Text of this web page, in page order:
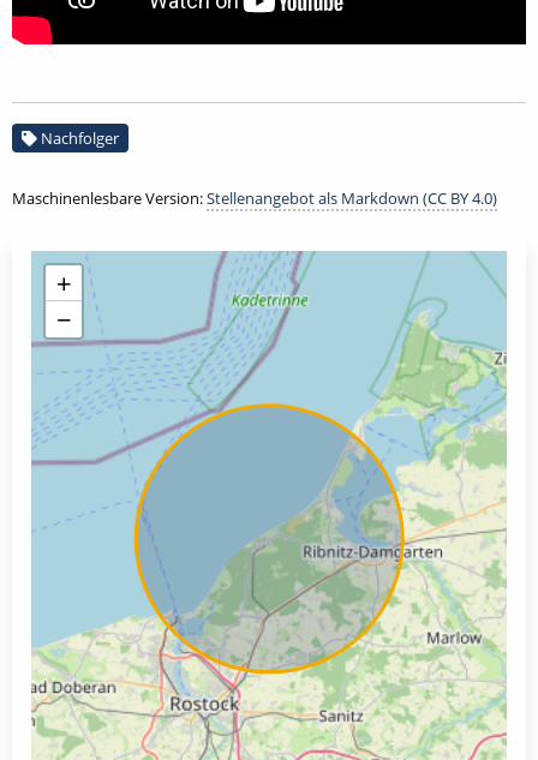
Nachfolger
Maschinenlesbare Version:Stellenangebot als Markdown (CC BY 4.0)
+
−